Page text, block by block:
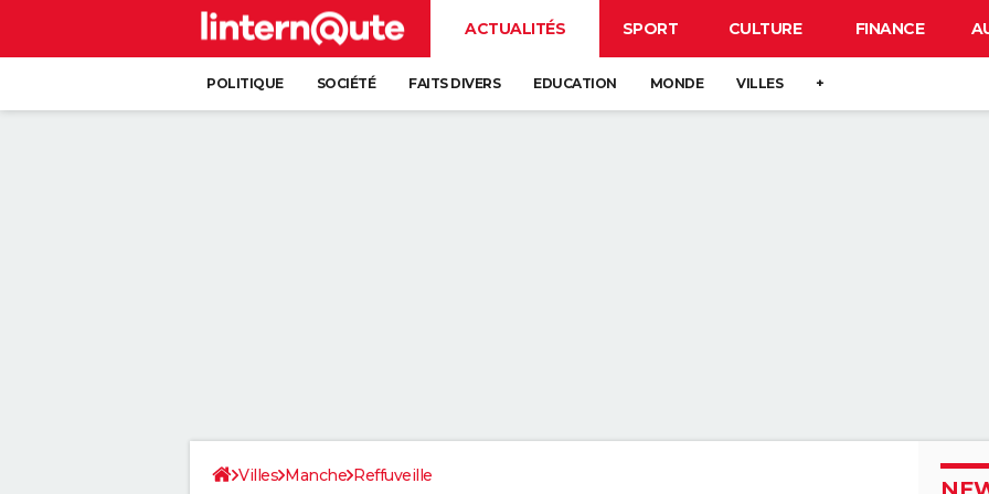
ACTUALITÉS SPORT CULTURE FINANCE
POLITIQUE SOCIÉTÉ FAITS DIVERS EDUCATION MONDE VILLES +
Villes Manche Reffuveille